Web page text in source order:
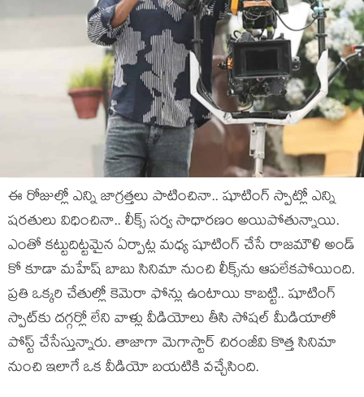
ఈ రోజుల్లో ఎన్ని జాగ్రత్తలు పాటించినా.. షూటింగ్ స్పాట్లో ఎన్ని
షరతులు విధించినా.. లీక్స్ సర్వ సాధారణం అయిపోతున్నాయి.
ఎంతో కట్టుదిట్టమైన ఏర్పాట్ల మధ్య షూటింగ్ చేసే రాజమౌళి అండ్
కో కూడా మహేష్ బాబు సినిమా నుంచి లీక్స్‌ను ఆపలేకపోయింది.
ప్రతి ఒక్కరి చేతుల్లో కెమెరా ఫోన్లు ఉంటాయి కాబట్టి.. షూటింగ్
స్పాట్‌కు దగ్గర్లో లేని వాళ్లు వీడియోలు తీసి సోషల్ మీడియాలో
పోస్ట్ చేసేస్తున్నారు. తాజాగా మెగాస్టార్ చిరంజీవి కొత్త సినిమా
నుంచి ఇలాగే ఒక వీడియో బయటికి వచ్చేసింది.